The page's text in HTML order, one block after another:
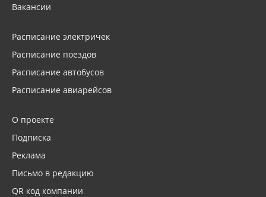
Вакансии
Расписание электричек
Расписание поездов
Расписание автобусов
Расписание авиарейсов
О проекте
Подписка
Реклама
Письмо в редакцию
QR код компании